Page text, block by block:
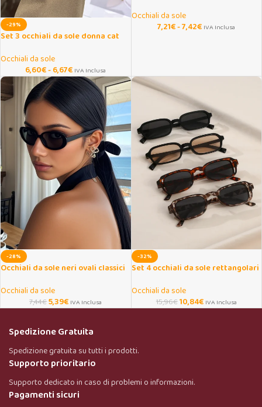
-29%
Set 3 occhiali da sole donna cat
Occhiali da sole
6,60€-6,67€ IVA Inclusa
Occhiali da sole
7,21€-7,42€ IVA Inclusa
-28%
Occhiali da sole neri ovali classici
Occhiali da sole
7,44€5,39€ IVA Inclusa
-32%
Set 4 occhiali da sole rettangolari
Occhiali da sole
15,96€10,84€ IVA Inclusa
Spedizione Gratuita
Spedizione gratuita su tutti i prodotti.
Supporto prioritario
Supporto dedicato in caso di problemi o informazioni.
Pagamenti sicuri